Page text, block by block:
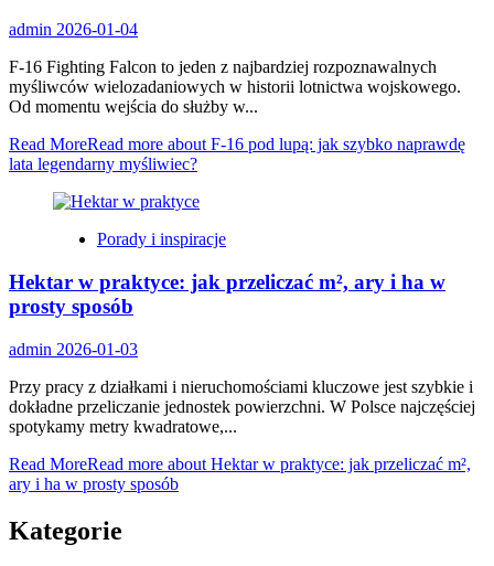
admin 2026-01-04
F-16 Fighting Falcon to jeden z najbardziej rozpoznawalnych
myśliwców wielozadaniowych w historii lotnictwa wojskowego.
Od momentu wejścia do służby w...
Read MoreRead more about F-16 pod lupą: jak szybko naprawdę
lata legendarny myśliwiec?
Porady i inspiracje
Hektar w praktyce: jak przeliczać m², ary i ha w
prosty sposób
admin 2026-01-03
Przy pracy z działkami i nieruchomościami kluczowe jest szybkie i
dokładne przeliczanie jednostek powierzchni. W Polsce najczęściej
spotykamy metry kwadratowe,...
Read MoreRead more about Hektar w praktyce: jak przeliczać m²,
ary i ha w prosty sposób
Kategorie